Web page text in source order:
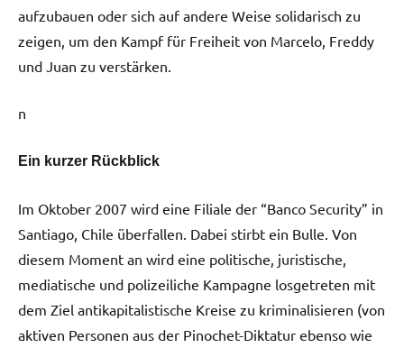
aufzubauen oder sich auf andere Weise solidarisch zu
zeigen, um den Kampf für Freiheit von Marcelo, Freddy
und Juan zu verstärken.
n
Ein kurzer Rückblick
Im Oktober 2007 wird eine Filiale der “Banco Security” in
Santiago, Chile überfallen. Dabei stirbt ein Bulle. Von
diesem Moment an wird eine politische, juristische,
mediatische und polizeiliche Kampagne losgetreten mit
dem Ziel antikapitalistische Kreise zu kriminalisieren (von
aktiven Personen aus der Pinochet-Diktatur ebenso wie